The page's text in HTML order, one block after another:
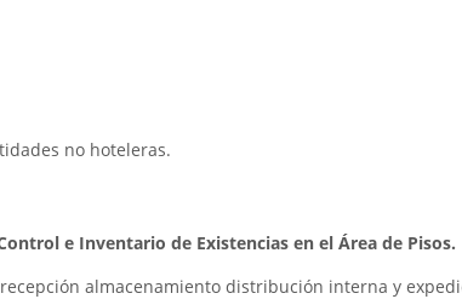
no hoteleras.
e Inventario de Existencias en el Área de Pisos.
almacenamiento distribución interna y